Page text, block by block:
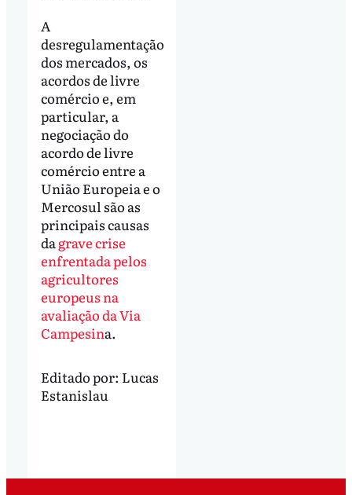
A
desregulamentação
dos mercados, os
acordos de livre
comércio e, em
particular, a
negociação do
acordo de livre
comércio entre a
União Europeia e o
Mercosul são as
principais causas
dagrave crise
enfrentada pelos
agricultores
europeus na
avaliação da Via
Campesina.
Editado por: Lucas
Estanislau